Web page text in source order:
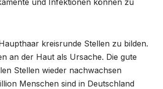
kreisrunde Stellen zu bilden.
an der Haut als Ursache. Die gute
Stellen wieder nachwachsen
Menschen sind in Deutschland